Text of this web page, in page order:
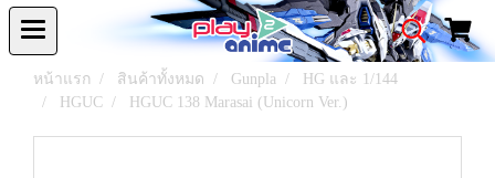
หน้าแรก สินค้าทั้งหมด Gunpla
HG และ 1/144
HGUC
HGUC 138 Marasai (Unicorn Ver.)